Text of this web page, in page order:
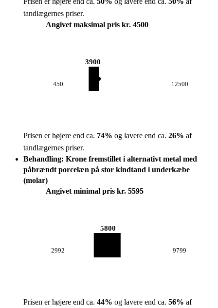
tandlægernes priser.
Angivet maksimal pris kr. 4500
450
3900
12500
Prisen er højere end ca. 74% og lavere end ca. 26% af
tandlægernes priser.
Behandling: Krone fremstillet i alternativt metal med
påbrændt porcelæn på stor kindtand i underkæbe
(molar)
Angivet minimal pris kr. 5595
2992
5800
9799
Prisen er højere end ca. 44% og lavere end ca. 56% af